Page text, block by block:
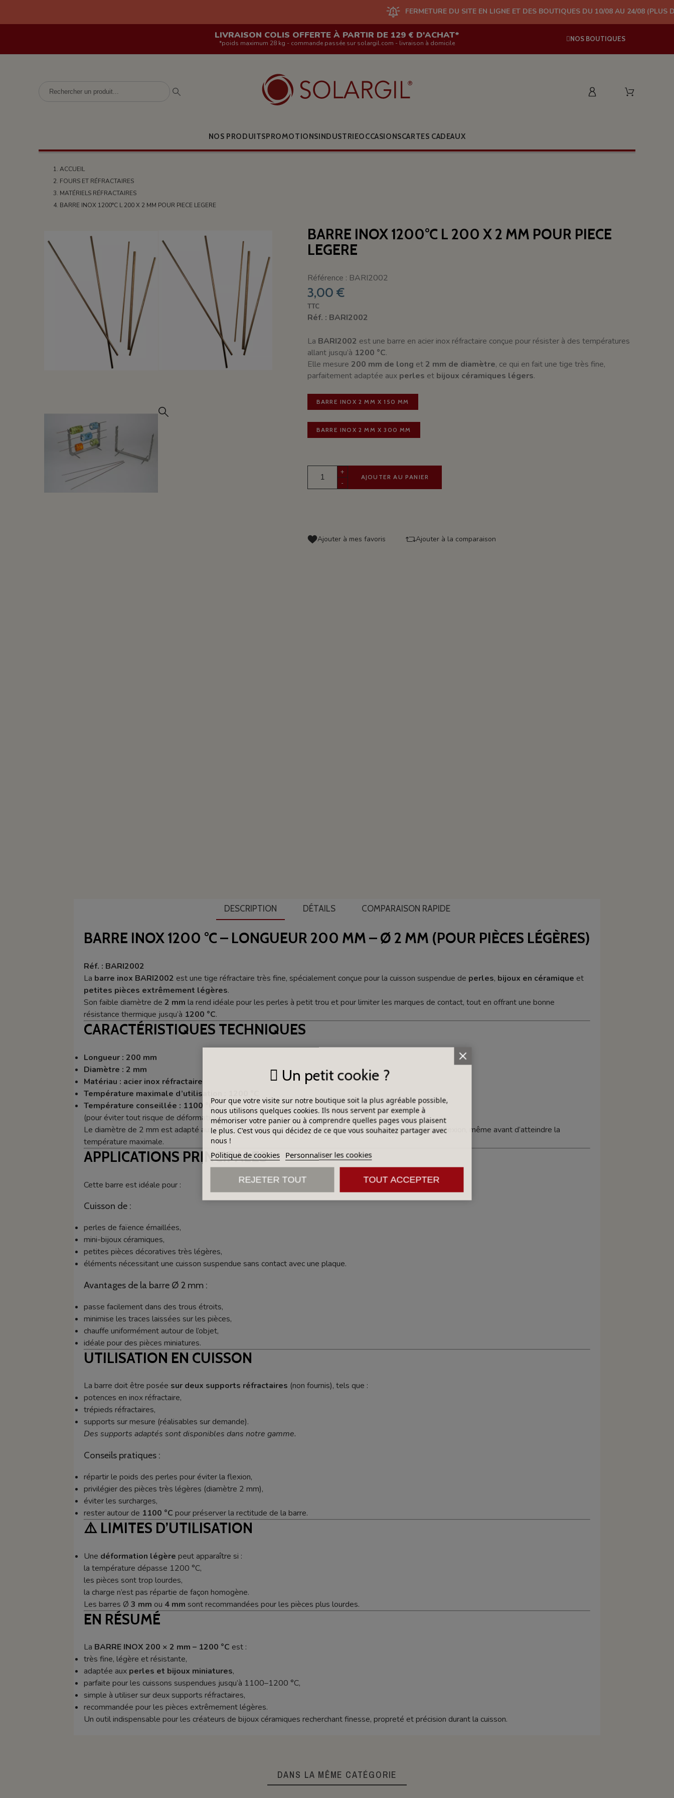
FERMETURE DU SITE EN LIGNE ET DES BOUTIQUES DU 10/08 AU 24/08 (PLUS
LIVRAISON COLIS OFFERTE À PARTIR DE 129 € D'ACHAT*
*poids maximum 28 kg - commande passée sur solargil.com - livraison à domicile
NOS BOUTIQUES
NOS PRODUITSPROMOTIONSINDUSTRIEOCCASIONSCARTES CADEAUX
ACCUEIL
FOURS ET RÉFRACTAIRES
MATÉRIELS RÉFRACTAIRES
BARRE INOX 1200°C L 200 X 2 MM POUR PIECE LEGERE
BARRE INOX 1200°C L 200 X 2 MM POUR PIECE
LEGERE
Référence : BARI2002
3,00 €
TTC
Réf. : BARI2002
La BARI2002 est une barre en acier inox réfractaire conçue pour résister à des températures
allant jusqu’à 1200 °C.
Elle mesure 200 mm de long et 2 mm de diamètre, ce qui en fait une tige très fine,
parfaitement adaptée aux perles et bijoux céramiques légers.
BARRE INOX 2 MM X 150 MM
BARRE INOX 2 MM X 300 MM
+
-
AJOUTER AU PANIER
Ajouter à mes favoris Ajouter à la comparaison
DESCRIPTION DÉTAILS COMPARAISON RAPIDE
BARRE INOX 1200 °C – LONGUEUR 200 MM – Ø 2 MM (POUR PIÈCES LÉGÈRES)
Réf. : BARI2002
La barre inox BARI2002 est une tige réfractaire très fine, spécialement conçue pour la cuisson suspendue de perles, bijoux en céramique et
petites pièces extrêmement légères.
Son faible diamètre de 2 mm la rend idéale pour les perles à petit trou et pour limiter les marques de contact, tout en offrant une bonne
résistance thermique jusqu’à 1200 °C.
CARACTÉRISTIQUES TECHNIQUES
Longueur : 200 mm
Diamètre : 2 mm
Matériau : acier inox réfractaire
Température maximale d’utilisation : 1200 °C
Température conseillée : 1100 °C
(pour éviter tout risque de déformation)
Le diamètre de 2 mm est adapté aux pièces très légères. Au-delà, le poids peut provoquer une légère flexion, même avant d’atteindre la
température maximale.
APPLICATIONS PRINCIPALES
Cette barre est idéale pour :
Cuisson de :
perles de faïence émaillées,
mini-bijoux céramiques,
petites pièces décoratives très légères,
éléments nécessitant une cuisson suspendue sans contact avec une plaque.
Avantages de la barre Ø 2 mm :
passe facilement dans des trous étroits,
minimise les traces laissées sur les pièces,
chauffe uniformément autour de l’objet,
idéale pour des pièces miniatures.
UTILISATION EN CUISSON
La barre doit être posée sur deux supports réfractaires (non fournis), tels que :
potences en inox réfractaire,
trépieds réfractaires,
supports sur mesure (réalisables sur demande).
Des supports adaptés sont disponibles dans notre gamme.
Conseils pratiques :
répartir le poids des perles pour éviter la flexion,
privilégier des pièces très légères (diamètre 2 mm),
éviter les surcharges,
rester autour de 1100 °C pour préserver la rectitude de la barre.
⚠️ LIMITES D’UTILISATION
Une déformation légère peut apparaître si :
la température dépasse 1200 °C,
les pièces sont trop lourdes,
la charge n’est pas répartie de façon homogène.
Les barres Ø 3 mm ou 4 mm sont recommandées pour les pièces plus lourdes.
EN RÉSUMÉ
La BARRE INOX 200 × 2 mm – 1200 °C est :
très fine, légère et résistante,
adaptée aux perles et bijoux miniatures,
parfaite pour les cuissons suspendues jusqu’à 1100–1200 °C,
simple à utiliser sur deux supports réfractaires,
recommandée pour les pièces extrêmement légères.
Un outil indispensable pour les créateurs de bijoux céramiques recherchant finesse, propreté et précision durant la cuisson.
DANS LA MÊME CATÉGORIE
Un petit cookie ?
Pour que votre visite sur notre boutique soit la plus agréable possible,
nous utilisons quelques cookies. Ils nous servent par exemple à
mémoriser votre panier ou à comprendre quelles pages vous plaisent
le plus. C'est vous qui décidez de ce que vous souhaitez partager avec
nous !
Politique de cookies Personnaliser les cookies
REJETER TOUT TOUT ACCEPTER